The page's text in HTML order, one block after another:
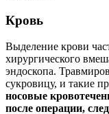
Кровь
Выделение крови
хирургического
эндоскопа.
сукровицу, и такие
носовые
после операции,